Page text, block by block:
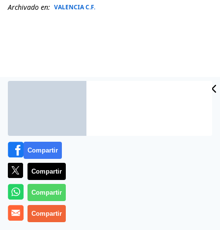
Archivado en: VALENCIA C.F.
Más información
Compartir
Compartir
Compartir
Compartir